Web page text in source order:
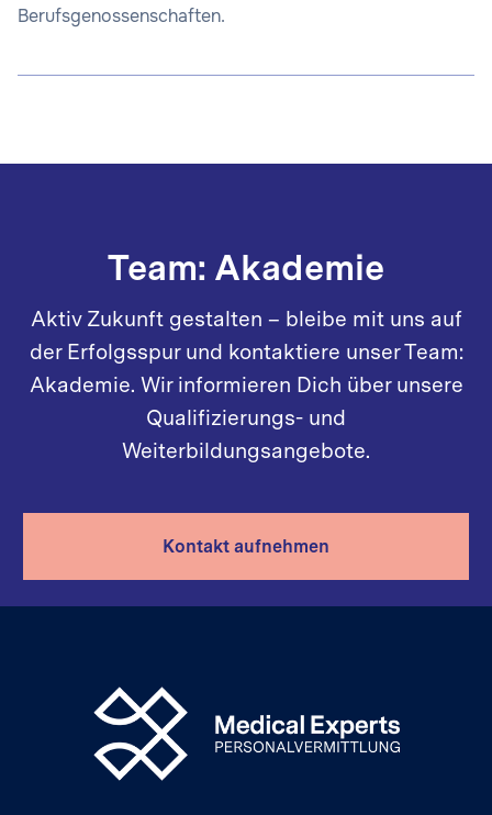
Berufsgenossenschaften.
Team: Akademie
Aktiv Zukunft gestalten – bleibe mit uns auf
der Erfolgsspur und kontaktiere unser Team:
Akademie. Wir informieren Dich über unsere
Qualifizierungs- und
Weiterbildungsangebote.
Kontakt aufnehmen